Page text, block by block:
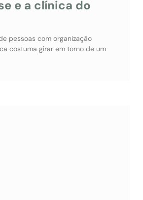
e a clínica do
pessoas com organização
costuma girar em torno de um